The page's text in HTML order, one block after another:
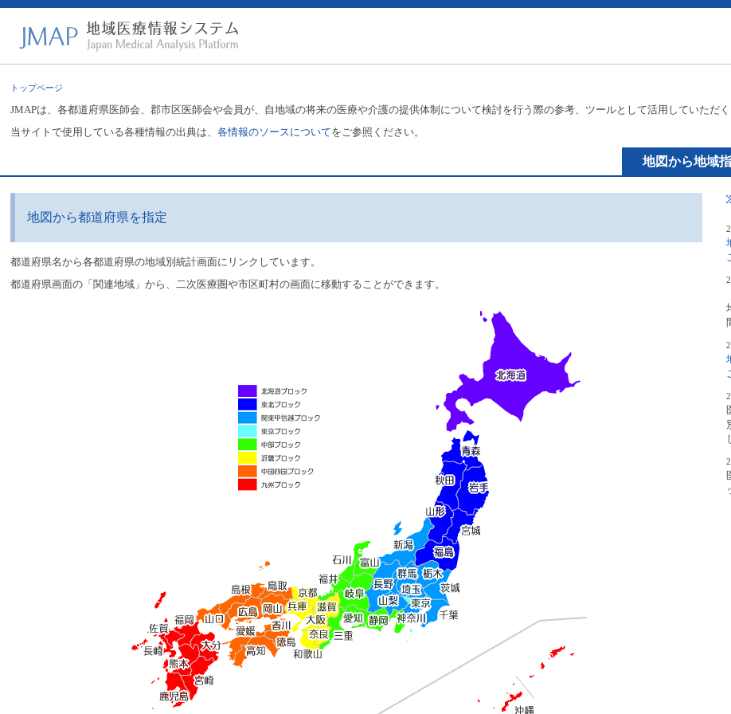
トップページ
JMAPは、各都道府県医師会、郡市区医師会や会員が、自地域の将来の医療や介護の提供体制について検討を行う際の参考、ツールとして活用していただく
当サイトで使用している各種情報の出典は、各情報のソースについてをご参照ください。
地図から地域
地図から都道府県を指定
都道府県名から各都道府県の地域別統計画面にリンクしています。
都道府県画面の「関連地域」から、二次医療圏や市区町村の画面に移動することができます。